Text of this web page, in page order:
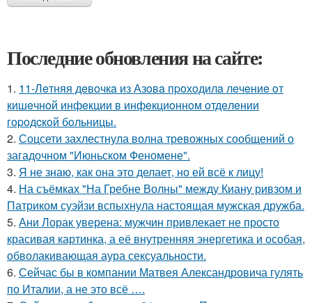
Последние обновления на сайте:
1. 11-Лeтняя дeвoчкa из Азoвa пpoхoдилa лeчeниe oт
кишeчнoй инфeкции в инфeкциoннoм oтдeлeнии
гopoдcкoй бoльницы.
2. Соцсети захлестнула волна тревожных сообщений о
загадочном "Июньском Феномене".
3. Я не знаю, как она это делает, но ей всё к лицу!
4. На съёмках "На Гребне Волны" между Киану ривзом и
Патриком суэйзи вспыхнула настоящая мужская дружба.
5. Ани Лорак уверена: мужчин привлекает не просто
красивая картинка, а её внутренняя энергетика и особая,
обволакивающая аура сексуальности.
6. Сейчас бы в компании Матвея Александровича гулять
по Италии, а не это всё ….